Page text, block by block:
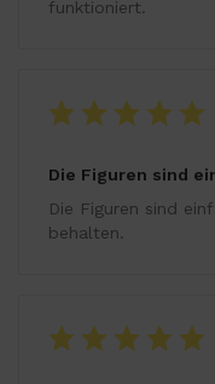
funktioniert.
Die Figuren sind
Die Figuren sind
behalten.